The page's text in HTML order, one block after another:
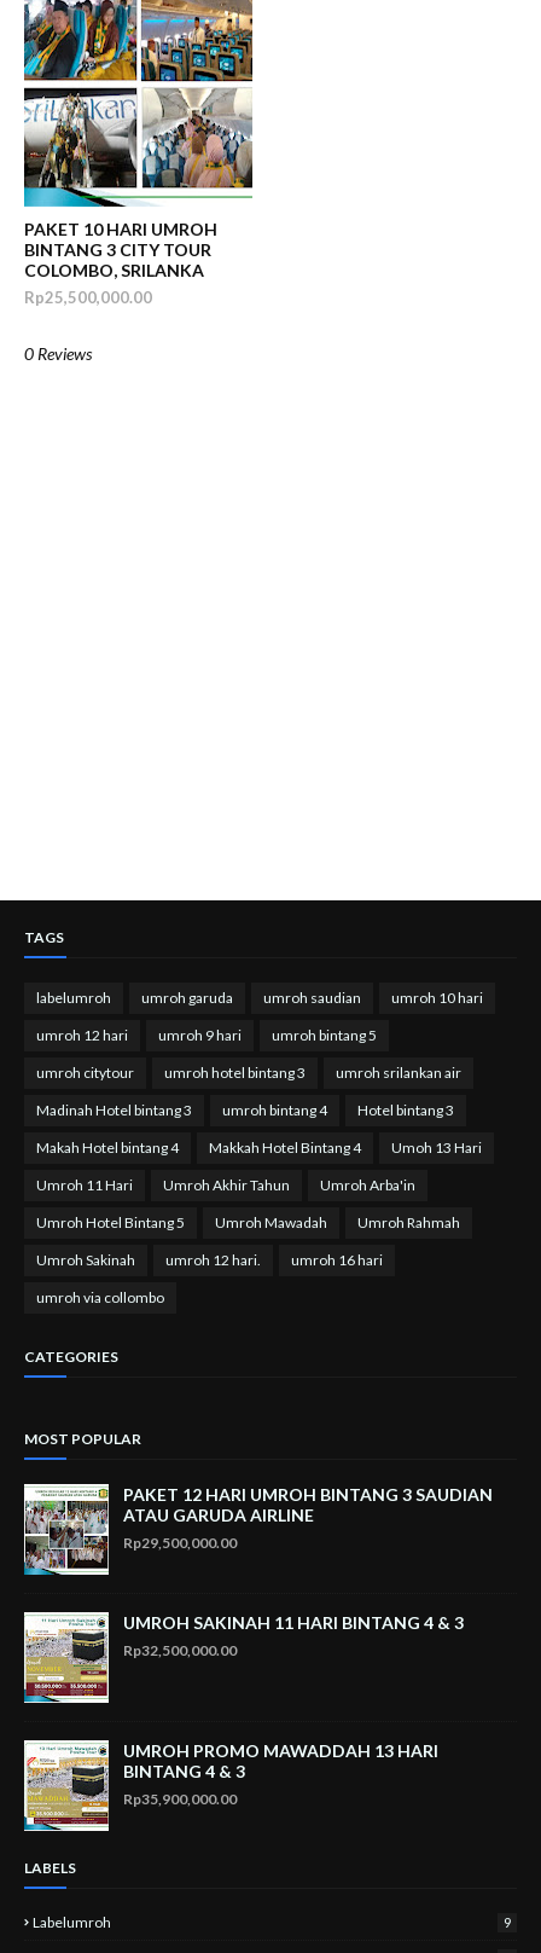
PAKET 10 HARI UMROH
BINTANG 3 CITY TOUR
COLOMBO, SRILANKA
Rp25,500,000.00
0 Reviews
TAGS
labelumroh umroh garuda umroh saudian umroh 10 hari
umroh 12 hari umroh 9 hari umroh bintang 5
umroh citytour umroh hotel bintang 3 umroh srilankan air
Madinah Hotel bintang 3 umroh bintang 4 Hotel bintang 3
Makah Hotel bintang 4 Makkah Hotel Bintang 4 Umoh 13 Hari
Umroh 11 Hari Umroh Akhir Tahun Umroh Arba'in
Umroh Hotel Bintang 5 Umroh Mawadah Umroh Rahmah
Umroh Sakinah umroh 12 hari. umroh 16 hari
umroh via collombo
CATEGORIES
MOST POPULAR
PAKET 12 HARI UMROH BINTANG 3 SAUDIAN
ATAU GARUDA AIRLINE
Rp29,500,000.00
UMROH SAKINAH 11 HARI BINTANG 4 & 3
Rp32,500,000.00
UMROH PROMO MAWADDAH 13 HARI
BINTANG 4 & 3
Rp35,900,000.00
LABELS
Labelumroh 9